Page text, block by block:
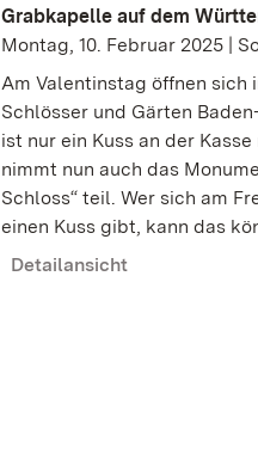
Grabkapelle auf dem
Montag, 10. Februar 2025 |
Am Valentinstag öffnen sich
Schlösser und Gärten
ist nur ein Kuss an der
nimmt nun auch das
Schloss“ teil. Wer sich am
einen Kuss gibt, kann das
Detailansicht